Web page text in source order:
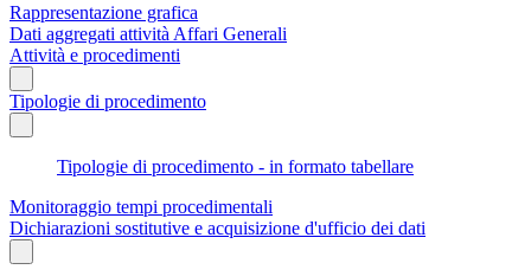
Rappresentazione grafica
Dati aggregati attività Affari Generali
Attività e procedimenti
Tipologie di procedimento
Tipologie di procedimento - in formato tabellare
Monitoraggio tempi procedimentali
Dichiarazioni sostitutive e acquisizione d'ufficio dei dati